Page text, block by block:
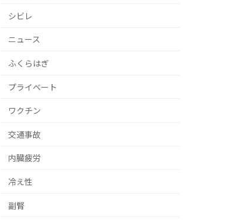
シビレ
ニュース
ふくらはぎ
プライベート
ワクチン
交通事故
内臓疲労
冷え性
副腎